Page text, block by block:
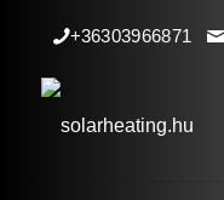
+36303966871